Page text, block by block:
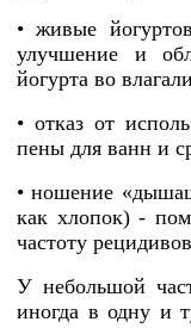
• живые
улучшение и
йогурта во
• отказ от
пены для ванн и
• ношение
как хлопок) -
частоту
У небольшой
иногда в одну и